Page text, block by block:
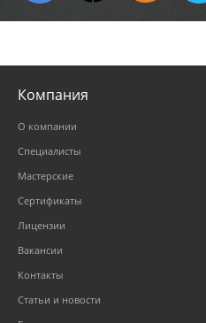
Компания
О компании
Специалисты
Мастерские
Сертификаты
Лицензии
Вакансии
Контакты
Статьи и новости